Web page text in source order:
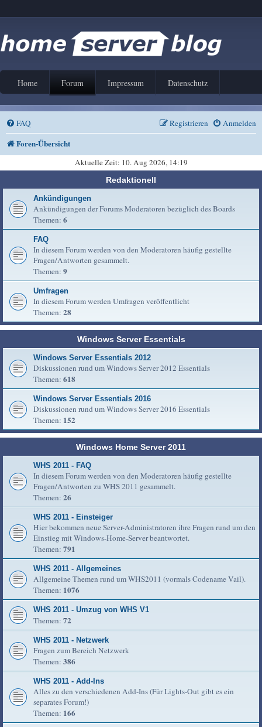
Home Forum Impressum Datenschutz
FAQ Anmelden
Registrieren
Foren-Übersicht
Aktuelle Zeit: 10. Aug 2026, 14:19
Redaktionell
Ankündigungen
Ankündigungen der Forums Moderatoren bezüglich des Boards
Themen: 6
FAQ
In diesem Forum werden von den Moderatoren häufig gestellte
Fragen/Antworten gesammelt.
Themen: 9
Umfragen
In diesem Forum werden Umfragen veröffentlicht
Themen: 28
Windows Server Essentials
Windows Server Essentials 2012
Diskussionen rund um Windows Server 2012 Essentials
Themen: 618
Windows Server Essentials 2016
Diskussionen rund um Windows Server 2016 Essentials
Themen: 152
Windows Home Server 2011
WHS 2011 - FAQ
In diesem Forum werden von den Moderatoren häufig gestellte
Fragen/Antworten zu WHS 2011 gesammelt.
Themen: 26
WHS 2011 - Einsteiger
Hier bekommen neue Server-Administratoren ihre Fragen rund um den
Einstieg mit Windows-Home-Server beantwortet.
Themen: 791
WHS 2011 - Allgemeines
Allgemeine Themen rund um WHS2011 (vormals Codename Vail).
Themen: 1076
WHS 2011 - Umzug von WHS V1
Themen: 72
WHS 2011 - Netzwerk
Fragen zum Bereich Netzwerk
Themen: 386
WHS 2011 - Add-Ins
Alles zu den verschiedenen Add-Ins (Für Lights-Out gibt es ein
separates Forum!)
Themen: 166